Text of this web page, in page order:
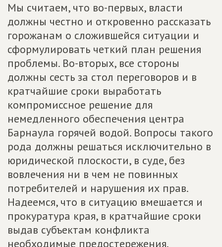
Мы считаем, что во-первых, власти
должны честно и откровенно рассказать
горожанам о сложившейся ситуации и
сформулировать четкий план решения
проблемы. Во-вторых, все стороны
должны сесть за стол переговоров и в
кратчайшие сроки выработать
компромиссное решение для
немедленного обеспечения центра
Барнаула горячей водой. Вопросы такого
рода должны решаться исключительно в
юридической плоскости, в суде, без
вовлечения ни в чем не повинных
потребителей и нарушения их прав.
Надеемся, что в ситуацию вмешается и
прокуратура края, в кратчайшие сроки
выдав субъектам конфликта
необходимые предостережения.